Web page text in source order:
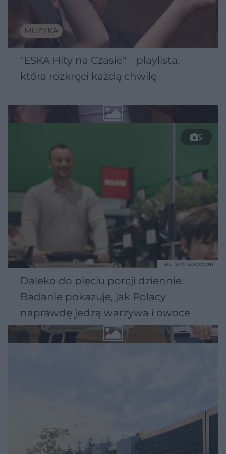
MUZYKA
"ESKA Hity na Czasie" – playlista,
która rozkręci każdą chwilę
5
Daleko do pięciu porcji dziennie.
Badanie pokazuje, jak Polacy
naprawdę jedzą warzywa i owoce
TEKST SPONSOROWANY